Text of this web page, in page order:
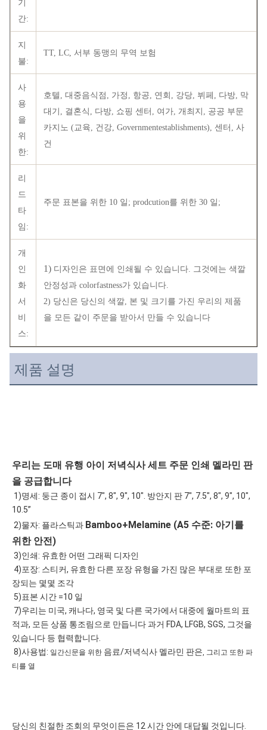
기
간:
지
불:
TT, LC, 서부 동맹의 무역 보험
사
용
을
위
한:
호텔, 대중음식점, 가정, 항공, 연회, 강당, 뷔페, 다방, 막
대기, 결혼식, 다방, 쇼핑 센터, 여가, 개최지, 공공 부문
카지노 (교육, 건강, Governmentestablishments), 센터, 사
건
리
드
타
임:
주문 표본을 위한 10 일; prodcution를 위한 30 일;
개
인
화
서
비
스:
1) 디자인은 표면에 인쇄될 수 있습니다. 그것에는 색깔
안정성과 colorfastness가 있습니다.
2) 당신은 당신의 색깔, 본 및 크기를 가진 우리의 제품
을 모든 같이 주문을 받아서 만들 수 있습니다
제품 설명
우리는 도매 유행 아이 저녁식사 세트 주문 인쇄 멜라민 판
을 공급합니다
10.5”
2)물자: 플라스틱과 Bamboo+Melamine (A5 수준: 아기를
위한 안전)
3)인쇄: 유효한 어떤 그래픽 디자인
장되는 몇몇 조각
5)표본 시간 =10 일
적과, 모든 상품 통조림으로 만듭니다 과거 FDA, LFGB, SGS, 그것을
있습니다 등 협력합니다.
8)사용법: 일간신문을 위한 음료/저녁식사 멜라민 판은, 그리고 또한 파
티를 열
당신의 친절한 조회의 무엇이든은 12 시간 안에 대답될 것입니다.